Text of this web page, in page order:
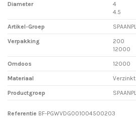
Diameter
4
4.5
Artikel-Groep
Verpakking
200
12000
Omdoos 12000
Materiaal Verzinkt
Productgroep
Referentie BF-PGWVDG001004500203